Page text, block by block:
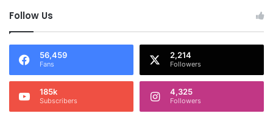
Follow Us
56,459
Fans
2,214
Followers
185k
Subscribers
4,325
Followers